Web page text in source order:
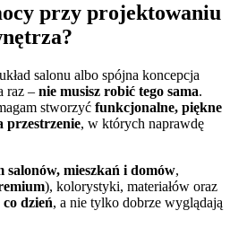
przy projektowaniu
salonu albo spójna koncepcja
raz – nie musisz robić tego sama.
stworzyć funkcjonalne, piękne
przestrzenie, w których naprawdę
salonów, mieszkań i domów,
), kolorystyki, materiałów oraz
co dzień, a nie tylko dobrze wyglądają